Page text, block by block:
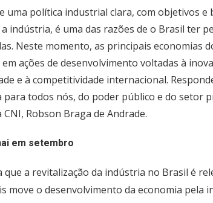
uma política industrial clara, com objetivos e
indústria, é uma das razões de o Brasil ter
Neste momento, as principais economias
ações de desenvolvimento voltadas à
e à competitividade internacional.
para todos nós, do poder público e do setor
Robson Braga de Andrade.
em setembro
a revitalização da indústria no Brasil é
move o desenvolvimento da economia pela